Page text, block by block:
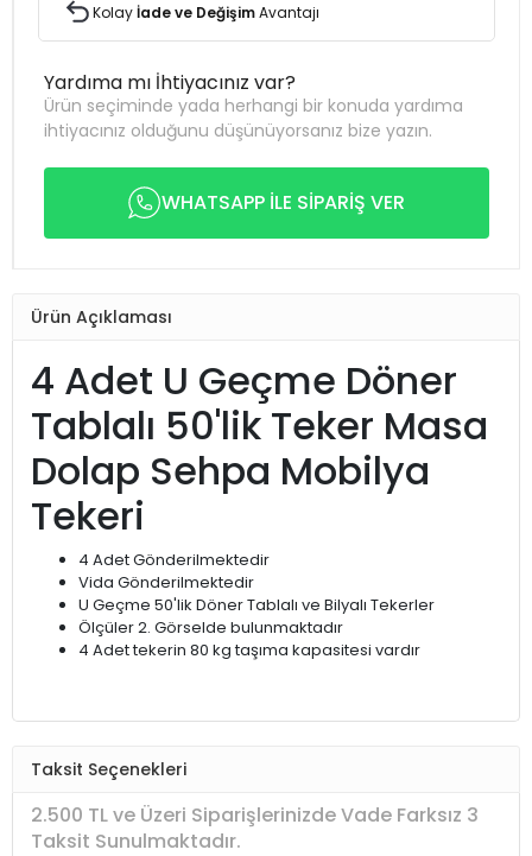
Kolayİade ve DeğişimAvantajı
Yardıma mı İhtiyacınız var?
Ürün seçiminde yada herhangi bir konuda yardıma
ihtiyacınız olduğunu düşünüyorsanız bize yazın.
WHATSAPP İLE SİPARİŞ VER
Ürün Açıklaması
4 Adet U Geçme Döner
Tablalı 50'lik Teker Masa
Dolap Sehpa Mobilya
Tekeri
4 Adet Gönderilmektedir
Vida Gönderilmektedir
U Geçme 50'lik Döner Tablalı ve Bilyalı Tekerler
Ölçüler 2. Görselde bulunmaktadır
4 Adet tekerin 80 kg taşıma kapasitesi vardır
Taksit Seçenekleri
2.500 TL ve Üzeri Siparişlerinizde Vade Farksız 3
Taksit Sunulmaktadır.